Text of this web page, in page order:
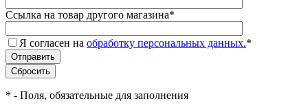
Ссылка на товар другого магазина*
Я согласен на обработку персональных данных.*
* - Поля, обязательные для заполнения